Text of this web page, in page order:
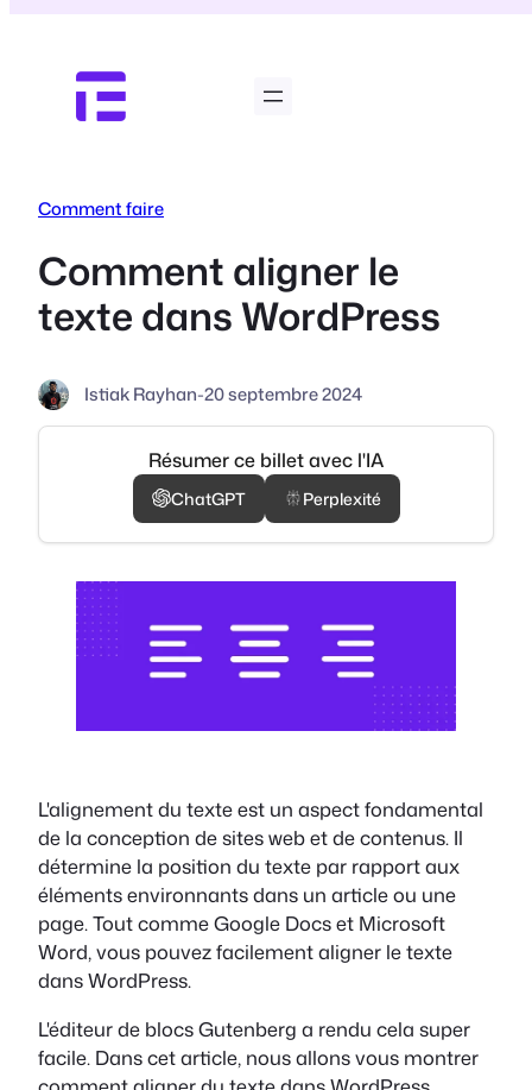
contenu
Comment faire
Comment aligner le
texte dans WordPress
Istiak Rayhan-20 septembre 2024
Résumer ce billet avec l'IA
ChatGPT Perplexité
L'alignement du texte est un aspect fondamental
de la conception de sites web et de contenus. Il
détermine la position du texte par rapport aux
éléments environnants dans un article ou une
page. Tout comme Google Docs et Microsoft
Word, vous pouvez facilement aligner le texte
dans WordPress.
L'éditeur de blocs Gutenberg a rendu cela super
facile. Dans cet article, nous allons vous montrer